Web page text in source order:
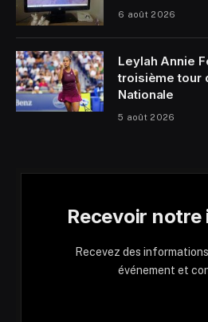
6 août 2026
Leylah Annie
troisième tour
Nationale
5 août 2026
Recevoir
Recevez des
événement et